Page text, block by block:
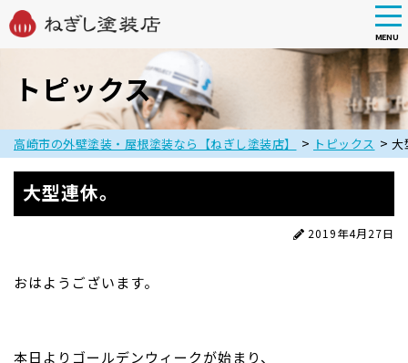
main
MENU
トピックス
高崎市の外壁塗装・屋根塗装なら【ねぎし塗装店】 > トピックス > 大
大型連休。
2019年4月27日
おはようございます。
本日よりゴールデンウィークが始まり、